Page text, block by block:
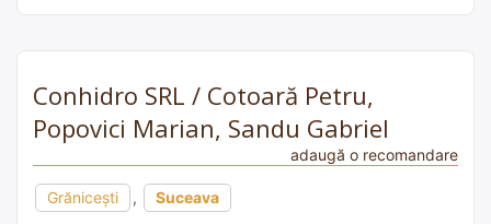
Conhidro SRL / Cotoară Petru,
Popovici Marian, Sandu Gabriel
adaugă o recomandare
Grănicești , Suceava